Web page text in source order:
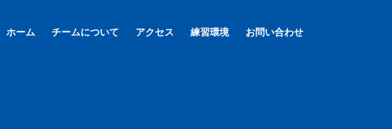
ホーム チームについて アクセス 練習環境 お問い合わせ